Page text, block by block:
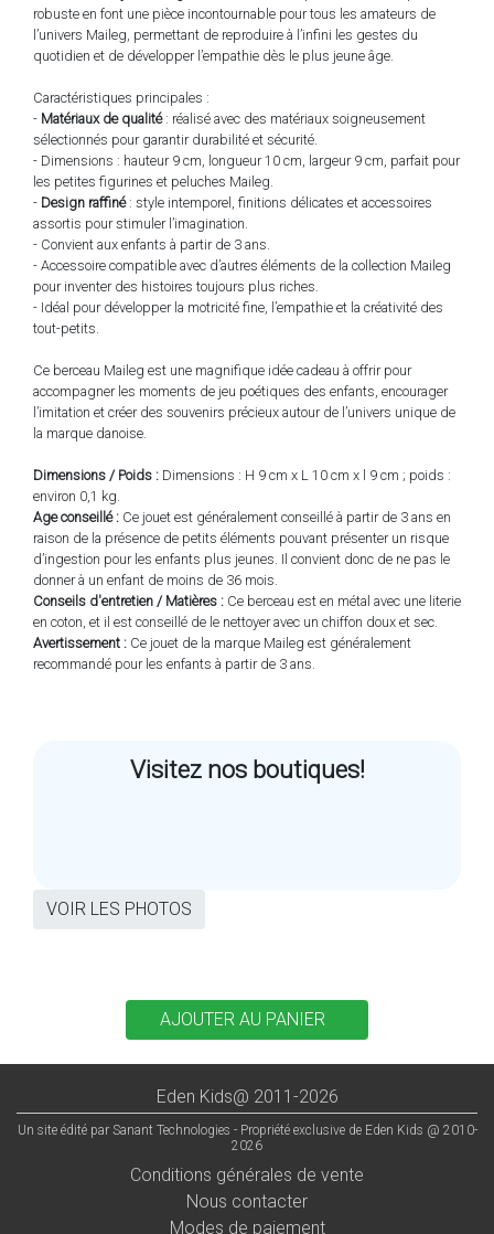
robuste en font une pièce incontournable pour tous les amateurs de
l’univers Maileg, permettant de reproduire à l’infini les gestes du
quotidien et de développer l’empathie dès le plus jeune âge.
Caractéristiques principales :
- Matériaux de qualité: réalisé avec des matériaux soigneusement
sélectionnés pour garantir durabilité et sécurité.
- Dimensions : hauteur 9 cm, longueur 10 cm, largeur 9 cm, parfait pour
les petites figurines et peluches Maileg.
- Design raffiné: style intemporel, finitions délicates et accessoires
assortis pour stimuler l’imagination.
- Convient aux enfants à partir de 3 ans.
- Accessoire compatible avec d’autres éléments de la collection Maileg
pour inventer des histoires toujours plus riches.
- Idéal pour développer la motricité fine, l’empathie et la créativité des
tout-petits.
Ce berceau Maileg est une magnifique idée cadeau à offrir pour
accompagner les moments de jeu poétiques des enfants, encourager
l’imitation et créer des souvenirs précieux autour de l’univers unique de
la marque danoise.
Dimensions / Poids : Dimensions : H 9 cm x L 10 cm x l 9 cm ; poids :
environ 0,1 kg.
Age conseillé : Ce jouet est généralement conseillé à partir de 3 ans en
raison de la présence de petits éléments pouvant présenter un risque
d’ingestion pour les enfants plus jeunes. Il convient donc de ne pas le
donner à un enfant de moins de 36 mois.
Conseils d'entretien / Matières : Ce berceau est en métal avec une literie
en coton, et il est conseillé de le nettoyer avec un chiffon doux et sec.
Avertissement : Ce jouet de la marque Maileg est généralement
recommandé pour les enfants à partir de 3 ans.
Visitez nos boutiques!
VOIR LES PHOTOS
Eden Kids@ 2011-2026
Un site édité par Sanant Technologies - Propriété exclusive de Eden Kids @ 2010-
2026
Conditions générales de vente
Nous contacter
Modes de paiement